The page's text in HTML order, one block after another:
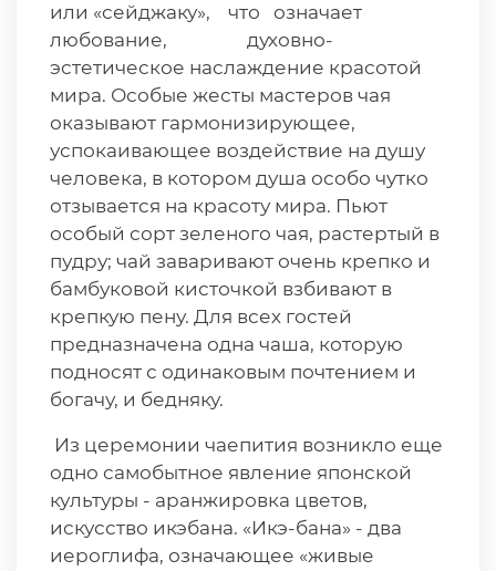
или «сейджаку», что означает
любование, духовно-
эстетическое наслаждение красотой
мира. Особые жесты мастеров чая
оказывают гармонизирующее,
успокаивающее воздействие на душу
человека, в котором душа особо чутко
отзывается на красоту мира. Пьют
особый сорт зеленого чая, растертый в
пудру; чай заваривают очень крепко и
бамбуковой кисточкой взбивают в
крепкую пену. Для всех гостей
предназначена одна чаша, которую
подносят с одинаковым почтением и
богачу, и бедняку.
Из церемонии чаепития возникло еще
одно самобытное явление японской
культуры - аранжировка цветов,
искусство икэбана. «Икэ-бана» - два
иероглифа, означающее «живые